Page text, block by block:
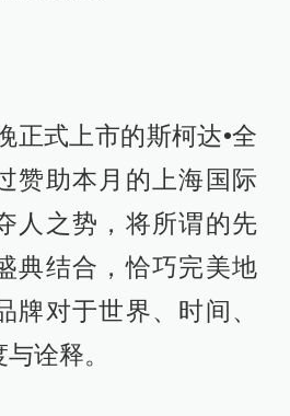
正式上市的斯柯达•全
赞助本月的上海国际
人之势，将所谓的先
典结合，恰巧完美地
牌对于世界、时间、
诠释。